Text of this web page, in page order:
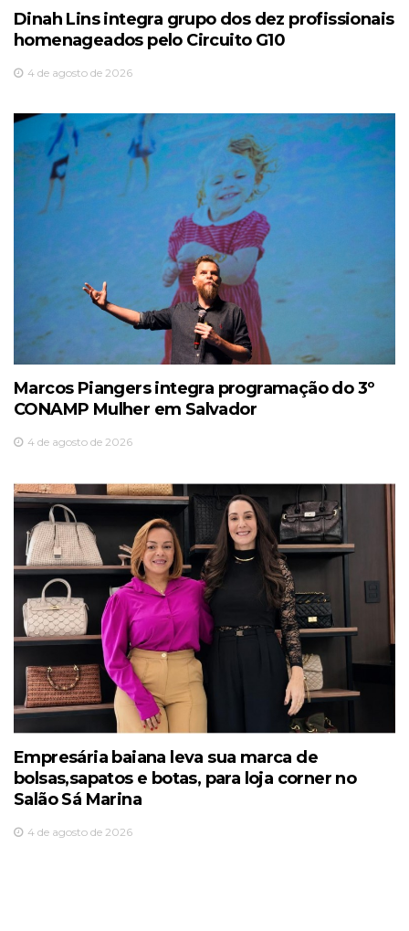
Dinah Lins integra grupo dos dez profissionais
homenageados pelo Circuito G10
4 de agosto de 2026
Marcos Piangers integra programação do 3º
CONAMP Mulher em Salvador
4 de agosto de 2026
Empresária baiana leva sua marca de
bolsas,sapatos e botas, para loja corner no
Salão Sá Marina
4 de agosto de 2026